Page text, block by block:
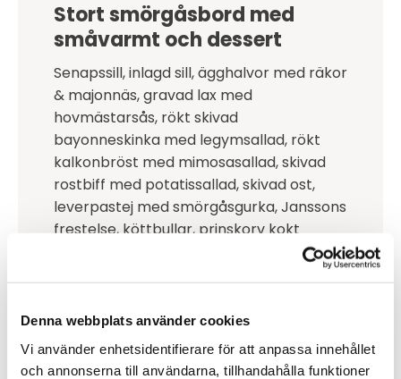
Denna webbplats använder cookies
Vi använder enhetsidentifierare för att anpassa innehållet
och annonserna till användarna, tillhandahålla funktioner
Stort smörgåsbord med
småvarmt och dessert
Senapssill, inlagd sill, ägghalvor med räkor
& majonnäs, gravad lax med
hovmästarsås, rökt skivad
bayonneskinka med legymsallad, rökt
kalkonbröst med mimosasallad, skivad
rostbiff med potatissallad, skivad ost,
leverpastej med smörgåsgurka, Janssons
frestelse, köttbullar, prinskorv kokt
Fruktsallad samt chokladpudding med
Smör och bröd
365 kr / Kuvert